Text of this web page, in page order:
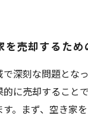
を売却するため
深刻な問題とな
に売却すること
。まず、空き家